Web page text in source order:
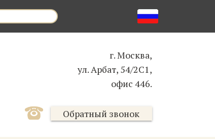
г. Москва,
ул. Арбат, 54/2С1,
офис 446.
Обратный звонок